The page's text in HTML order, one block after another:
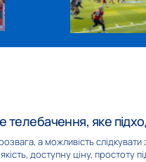
яке
а можливість
доступну ціну, простоту